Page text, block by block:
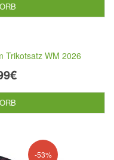
Trikotsatz WM 2026
-53%